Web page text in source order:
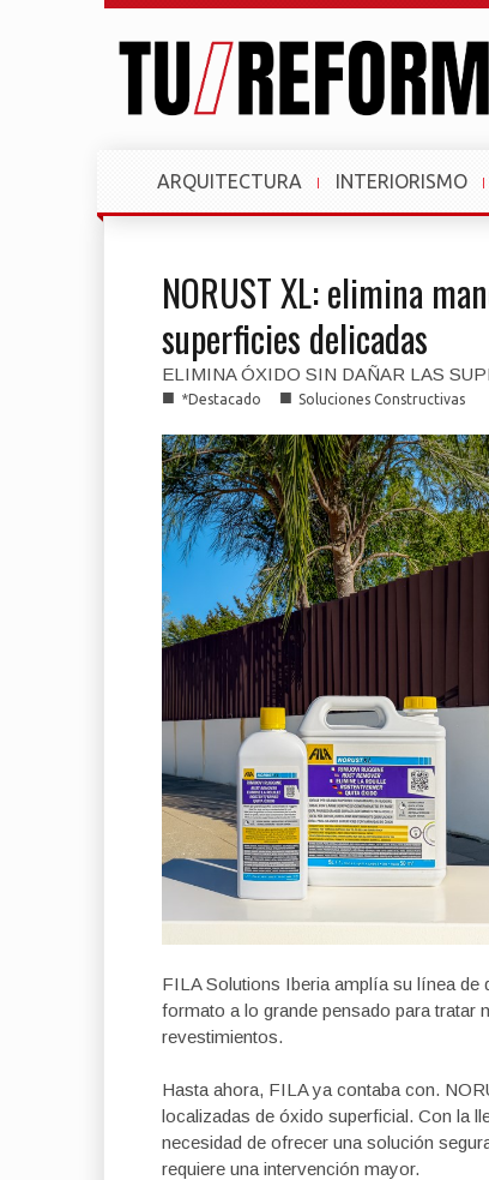
ARQUITECTURA INTERIORISMO
NORUST XL: elimina
superficies delicadas
ELIMINA ÓXIDO SIN DAÑAR LAS
■ *Destacado ■ Soluciones Constructivas
FILA Solutions Iberia amplía su línea de
formato a lo grande pensado para tratar
revestimientos.
Hasta ahora, FILA ya contaba con.
localizadas de óxido superficial. Con la
necesidad de ofrecer una solución
requiere una intervención mayor.